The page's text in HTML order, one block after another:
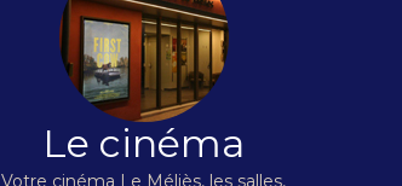
Le cinéma
Votre cinéma Le Méliès, les salles,